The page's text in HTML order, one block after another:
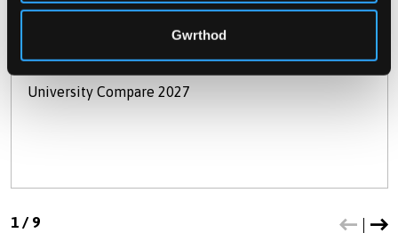
Gwrthod
Prifysgol orau yng Nghymru
a 17eg yn y Deyrnas Unedig
University Compare 2027
1/ 9